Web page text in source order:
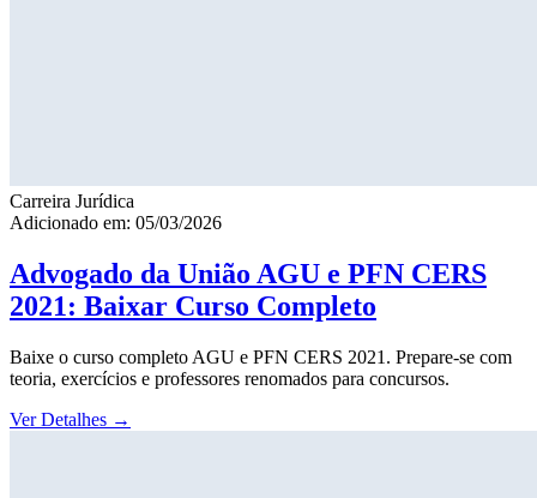
Carreira Jurídica
Adicionado em: 05/03/2026
Advogado da União AGU e PFN CERS
2021: Baixar Curso Completo
Baixe o curso completo AGU e PFN CERS 2021. Prepare-se com
teoria, exercícios e professores renomados para concursos.
Ver Detalhes →